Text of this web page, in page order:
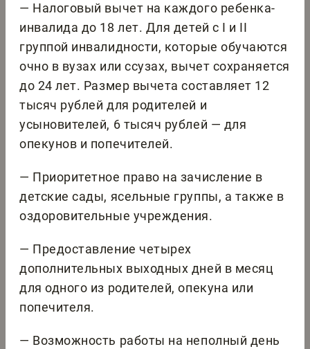
— Налоговый вычет на каждого ребенка-
инвалида до 18 лет. Для детей с I и II
группой инвалидности, которые обучаются
очно в вузах или ссузах, вычет сохраняется
до 24 лет. Размер вычета составляет 12
тысяч рублей для родителей и
усыновителей, 6 тысяч рублей — для
опекунов и попечителей.
— Приоритетное право на зачисление в
детские сады, ясельные группы, а также в
оздоровительные учреждения.
— Предоставление четырех
дополнительных выходных дней в месяц
для одного из родителей, опекуна или
попечителя.
— Возможность работы на неполный день